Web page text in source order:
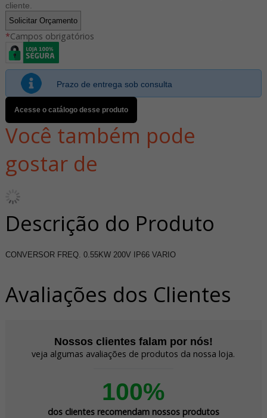
cliente.
*Campos obrigatórios
Prazo de entrega sob consulta
Acesse o catálogo desse produto
Você também pode
gostar de
Descrição do Produto
CONVERSOR FREQ. 0.55KW 200V IP66 VARIO
Avaliações dos Clientes
Nossos clientes falam por nós!
veja algumas avaliações de produtos da nossa loja.
100%
dos clientes recomendam nossos produtos